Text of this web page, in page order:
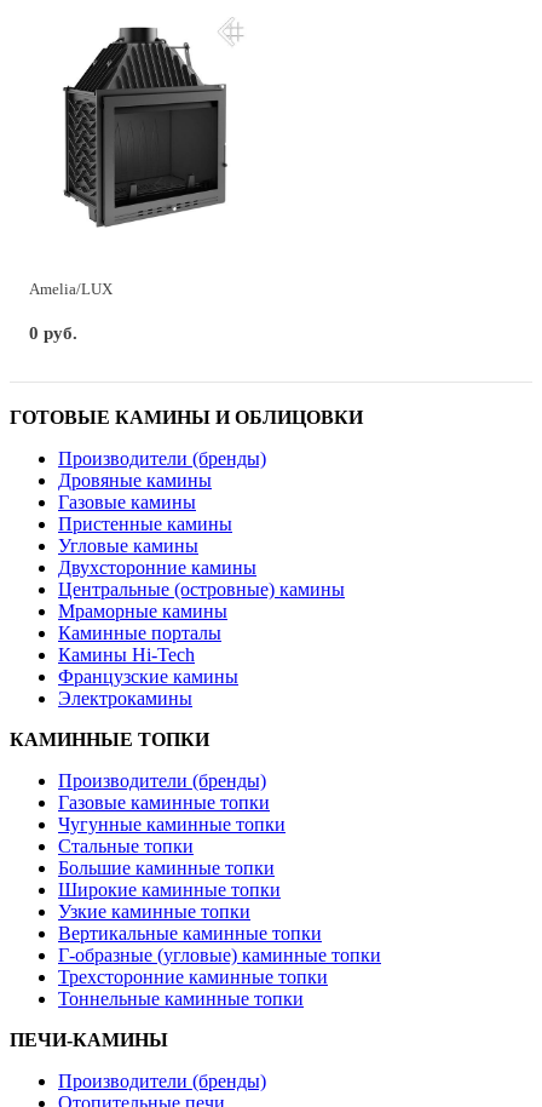
Amelia/LUX
0 руб.
ГОТОВЫЕ КАМИНЫ И ОБЛИЦОВКИ
Производители (бренды)
Дровяные камины
Газовые камины
Пристенные камины
Угловые камины
Двухсторонние камины
Центральные (островные) камины
Мраморные камины
Каминные порталы
Камины Hi-Tech
Французские камины
Электрокамины
КАМИННЫЕ ТОПКИ
Производители (бренды)
Газовые каминные топки
Чугунные каминные топки
Стальные топки
Большие каминные топки
Широкие каминные топки
Узкие каминные топки
Вертикальные каминные топки
Г-образные (угловые) каминные топки
Трехсторонние каминные топки
Тоннельные каминные топки
ПЕЧИ-КАМИНЫ
Производители (бренды)
Отопительные печи